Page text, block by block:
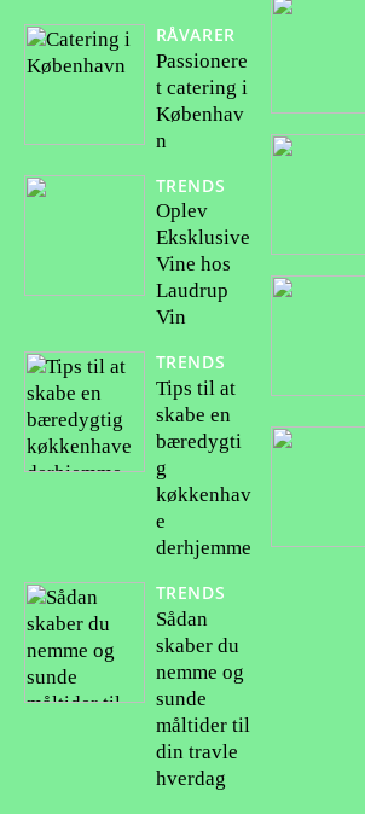
RÅVARER
Passionere
t catering i
Københav
n
TRENDS
Oplev
Eksklusive
Vine hos
Laudrup
Vin
TRENDS
Tips til at
skabe en
bæredygti
g
køkkenhav
e
derhjemme
TRENDS
Sådan
skaber du
nemme og
sunde
måltider til
din travle
hverdag